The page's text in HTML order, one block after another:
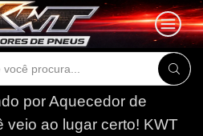
Search
por Aquecedor de
veio ao lugar certo! KWT